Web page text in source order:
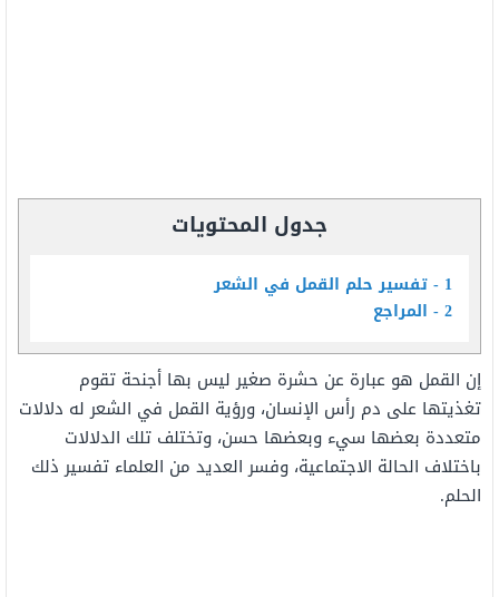
جدول المحتويات
1 تفسير حلم القمل في الشعر
2 المراجع
إن القمل هو عبارة عن حشرة صغير ليس بها أجنحة تقوم
تغذيتها على دم رأس الإنسان، ورؤية القمل في الشعر له دلالات
متعددة بعضها سيء وبعضها حسن، وتختلف تلك الدلالات
باختلاف الحالة الاجتماعية، وفسر العديد من العلماء تفسير ذلك
الحلم.